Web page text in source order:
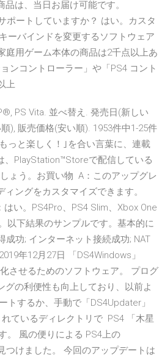
は、当日お届け可能です。
ポートしていますか？ はい。カスタ
ーバインドを変更するソフトウェア
庭用ゲーム本体の商品は2千点以上あ
ンコントローラー」や「PS4 コント
上
PS Vita. 並べ替え. 発売日(新しい
), 販売価格(安い順). 1953件中1-25件
っと楽しく！｣を合い言葉に、連載
PlayStation™Storeで配信している
ょう。お買い物 A：このアップグレ
ングをカスタマイズできます。
い。PS4Pro、PS4 Slim、Xbox One
以下結果のサンプルです。基本的に
功; インターネット接続成功; NAT
年12月27日 「DS4Windows」
させるためのソフトウェア。 プログ
の利便性も向上しており、以前よ
するか、手動で「DS4Updater」
ているディレクトリで PS4 「木星
。 風の便りによる PS4上の
つけました。 今回のアップデートは